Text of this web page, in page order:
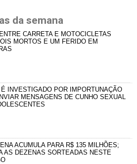
da semana
CARRETA E MOTOCICLETAS
MORTOS E UM FERIDO EM
É INVESTIGADO POR IMPORTUNAÇÃO
MENSAGENS DE CUNHO SEXUAL
ACUMULA PARA R$ 135 MILHÕES;
AS DEZENAS SORTEADAS NESTE